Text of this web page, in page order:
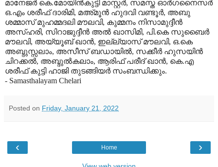
മാനേജര്‍ കെ.മോയിന്‍കുട്ടി മാസ്റ്റര്‍, സമസ്ത ഓര്‍ഗനൈസര്‍
ഒ.എം ശരീഫ് ദാരിമി, മഅ്മൂന്‍ ഹുദവി വണ്ടൂര്‍, അബു
ശമ്മാസ് മുഹമ്മദലി മൗലവി, കുമ്മനം നിസാമുദ്ദീന്‍
അസ്ഹരി, സിറാജുദ്ദീന്‍ അല്‍ ഖാസിമി, പി.കെ സുബൈര്‍
മൗലവി, അയ്യൂബ് ഖാന്‍, ഇല്ല്യാസ് മൗലവി, ഒ.കെ
അബ്ദുസ്സലാം, അസീസ് ബഡായില്‍, സക്കീര്‍ ഹുസയിന്‍
ചിറക്കല്‍, അബ്ദുല്‍കലാം, ആരിഫ് പരീദ് ഖാന്‍, കെ.എ
ശരീഫ് കുട്ടി ഹാജി തുടങ്ങിയര്‍ സംബന്ധിക്കും.
- Samasthalayam Chelari
Posted on Friday, January 21, 2022
‹ ›
Home